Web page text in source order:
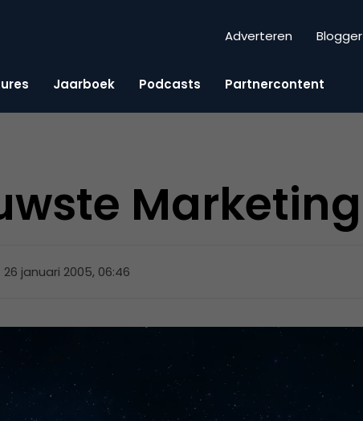
Adverteren
Jaarboek Podcasts Partnercontent
26 januari 2005, 06:46